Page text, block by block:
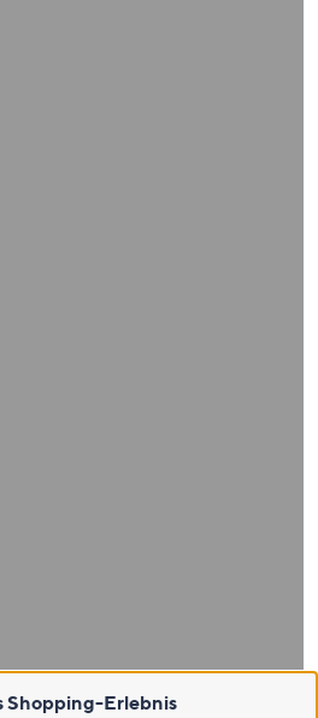
Shopping-Erlebnis